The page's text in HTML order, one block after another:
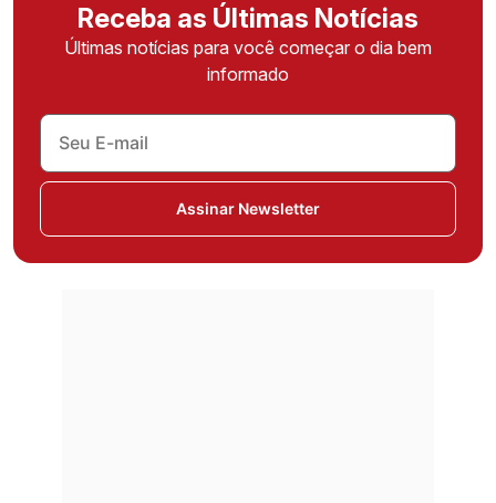
Receba as Últimas Notícias
Últimas notícias para você começar o dia bem
informado
Assinar Newsletter